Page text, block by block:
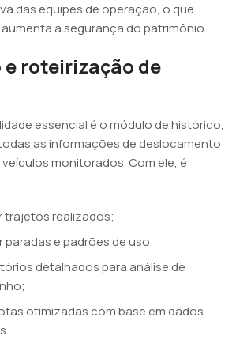
das equipes de operação, o que
a segurança do patrimônio.
roteirização de
essencial é o módulo de histórico,
as informações de deslocamento
monitorados. Com ele, é
trajetos realizados;
paradas e padrões de uso;
detalhados para análise de
otimizadas com base em dados